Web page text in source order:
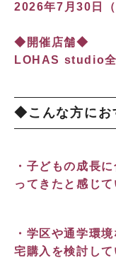
2026年7月30日
◆開催店舗◆
LOHAS studio
◆こんな方に
・子どもの成長
ってきたと感じて
・学区や通学環
宅購入を検討して